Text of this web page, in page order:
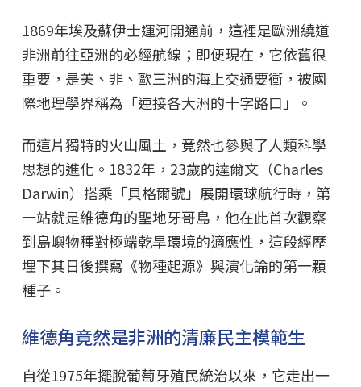
1869年埃及蘇伊士運河開通前，這裡是歐洲繞道
非洲前往亞洲的必經航線；即便現在，它依舊很
重要，是美、非、歐三洲的海上交通要衝，被國
際地理學界稱為「連接各大洲的十字路口」。
而這片獨特的火山風土，竟然也參與了人類科學
思想的進化。1832年，23歲的達爾文（Charles
Darwin）搭乘「貝格爾號」展開環球航行時，第
一站就是維德角的聖地牙哥島，他在此首次觀察
到島嶼物種對極端乾旱環境的適應性，這段經歷
埋下其日後撰寫《物種起源》與演化論的第一顆
種子。
維德角竟然是非洲的清廉民主模範生
自從1975年擺脫葡萄牙殖民統治以來，它走出一